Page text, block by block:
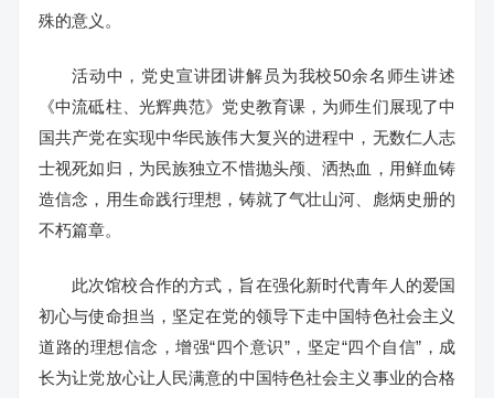
殊的意义。
活动中，党史宣讲团讲解员为我校50余名师生讲述
《中流砥柱、光辉典范》党史教育课，为师生们展现了中
国共产党在实现中华民族伟大复兴的进程中，无数仁人志
士视死如归，为民族独立不惜抛头颅、洒热血，用鲜血铸
造信念，用生命践行理想，铸就了气壮山河、彪炳史册的
不朽篇章。
此次馆校合作的方式，旨在强化新时代青年人的爱国
初心与使命担当，坚定在党的领导下走中国特色社会主义
道路的理想信念，增强“四个意识”，坚定“四个自信”，成
长为让党放心让人民满意的中国特色社会主义事业的合格